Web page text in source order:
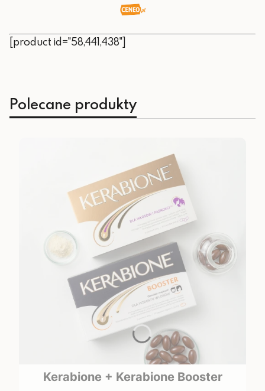
[product id="58,441,438"]
Polecane produkty
Kerabione + Kerabione Booster